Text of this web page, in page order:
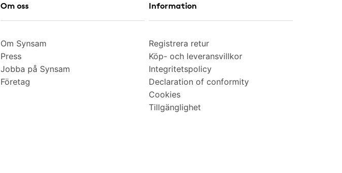
Om oss
Om Synsam
Press
Jobba på Synsam
Företag
Information
Registrera retur
Köp- och leveransvillkor
Integritetspolicy
Declaration of conformity
Cookies
Tillgänglighet